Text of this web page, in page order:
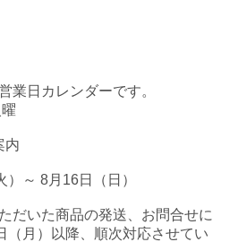
業日カレンダーです。
内
～ 8月16日（日）
だいた商品の発送、お問合せに
（月）以降、順次対応させてい